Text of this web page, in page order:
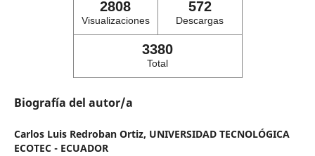
2808
Visualizaciones
572
Descargas
3380
Total
Biografía del autor/a
Carlos Luis Redroban Ortiz, UNIVERSIDAD TECNOLÓGICA
ECOTEC - ECUADOR